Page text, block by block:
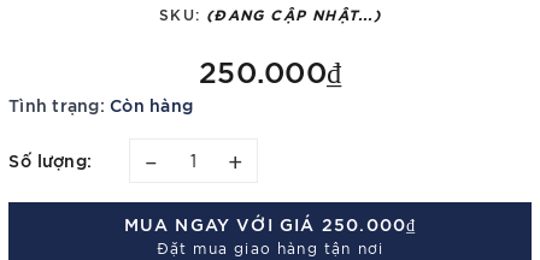
SKU: (ĐANG CẬP NHẬT...)
250.000₫
Tình trạng: Còn hàng
Số lượng: – +
MUA NGAY VỚI GIÁ 250.000₫
Đặt mua giao hàng tận nơi